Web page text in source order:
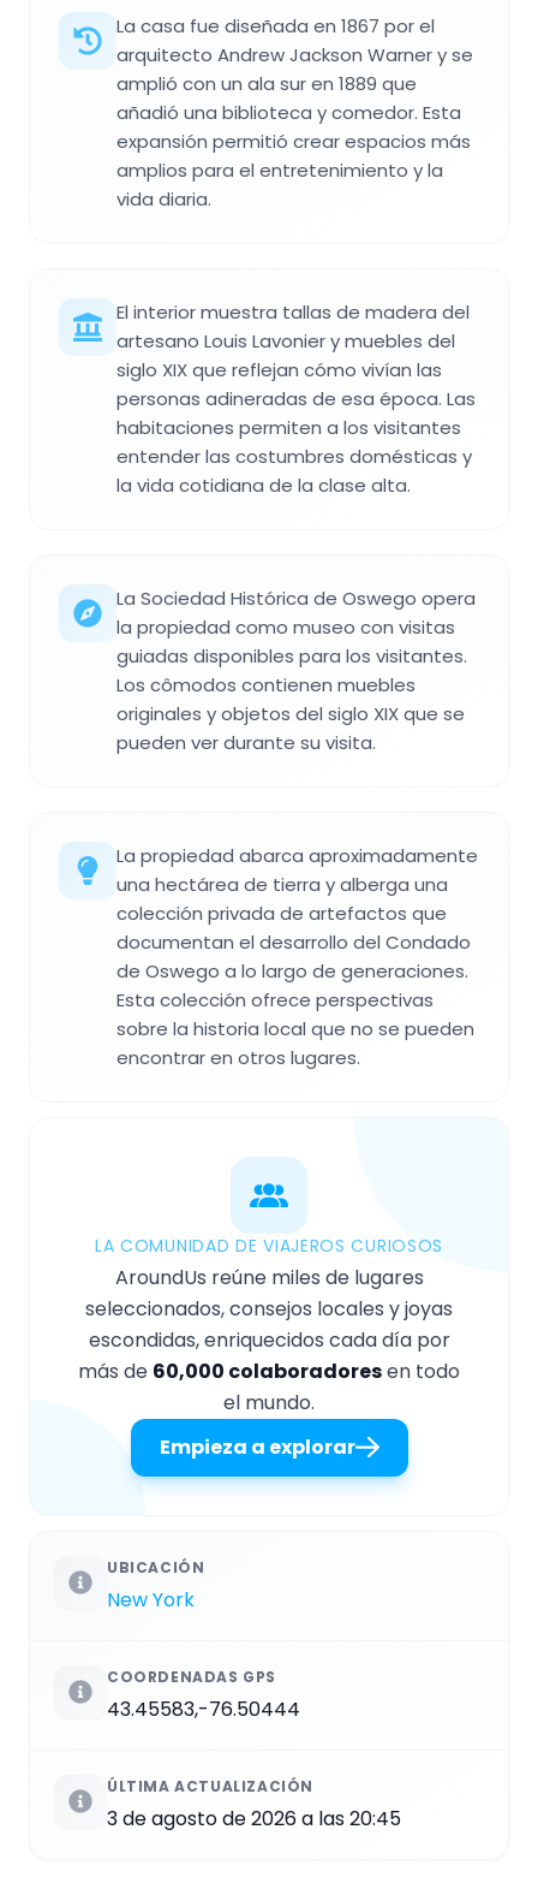
La casa fue diseñada en 1867 por el
arquitecto Andrew Jackson Warner y se
amplió con un ala sur en 1889 que
añadió una biblioteca y comedor. Esta
expansión permitió crear espacios más
amplios para el entretenimiento y la
vida diaria.
El interior muestra tallas de madera del
artesano Louis Lavonier y muebles del
siglo XIX que reflejan cómo vivían las
personas adineradas de esa época. Las
habitaciones permiten a los visitantes
entender las costumbres domésticas y
la vida cotidiana de la clase alta.
La Sociedad Histórica de Oswego opera
la propiedad como museo con visitas
guiadas disponibles para los visitantes.
Los cômodos contienen muebles
originales y objetos del siglo XIX que se
pueden ver durante su visita.
La propiedad abarca aproximadamente
una hectárea de tierra y alberga una
colección privada de artefactos que
documentan el desarrollo del Condado
de Oswego a lo largo de generaciones.
Esta colección ofrece perspectivas
sobre la historia local que no se pueden
encontrar en otros lugares.
LA COMUNIDAD DE VIAJEROS CURIOSOS
AroundUs reúne miles de lugares
seleccionados, consejos locales y joyas
escondidas, enriquecidos cada día por
más de 60,000 colaboradoresen todo
el mundo.
Empieza a explorar
UBICACIÓN
New York
COORDENADAS GPS
43.45583,-76.50444
ÚLTIMA ACTUALIZACIÓN
3 de agosto de 2026 a las 20:45